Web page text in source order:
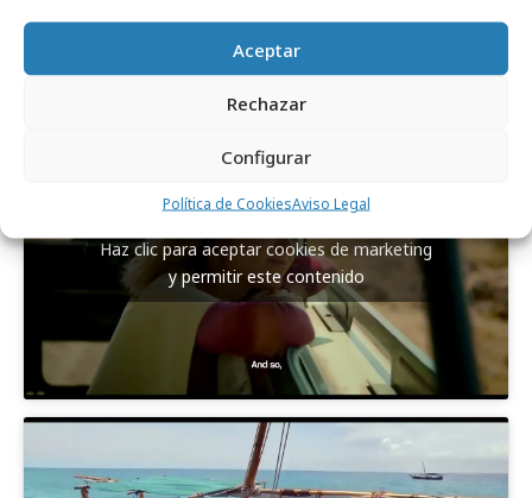
Aceptar
Rechazar
Configurar
Política de CookiesAviso Legal
Haz clic para aceptar cookies de marketing
y permitir este contenido